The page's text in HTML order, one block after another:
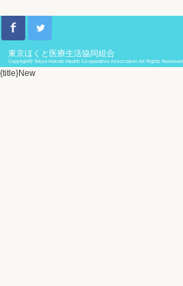
東京ほくと医療生活協同組合
Copyright© Tokyo-Hokuto Health Co-operative Association All Rights Reserved.
{title}New